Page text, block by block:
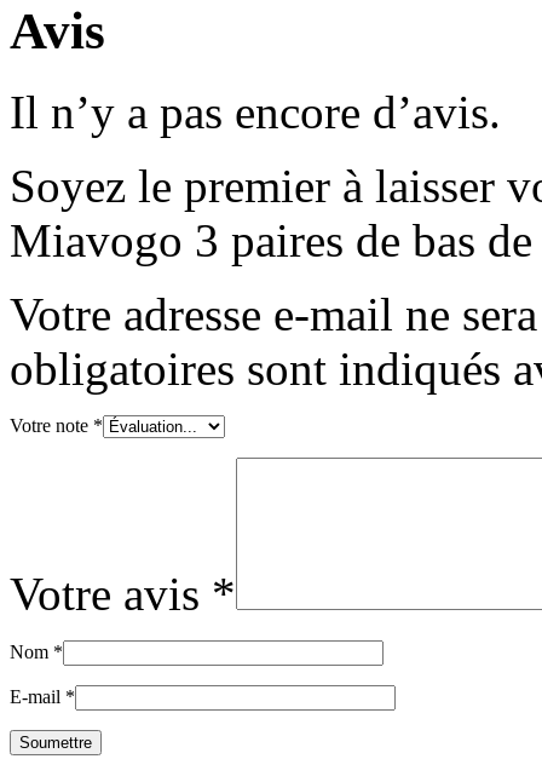
Avis
Il n’y a pas encore d’avis.
Soyez le premier à laisser
Miavogo 3 paires de bas
Votre adresse e-mail ne
obligatoires sont indiqués
Votre note *
Votre avis *
Nom *
E-mail *